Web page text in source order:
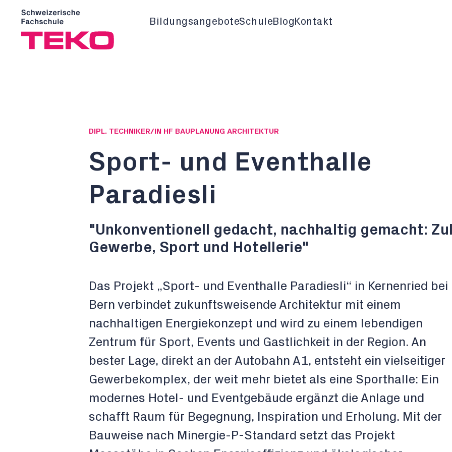
BildungsangeboteSchule Blog Kontakt
DIPL. TECHNIKER/IN HF BAUPLANUNG ARCHITEKTUR
Sport- und Eventhalle
Paradiesli
"Unkonventionell gedacht, nachhaltig gemacht:
Gewerbe, Sport und Hotellerie"
Das Projekt „Sport- und Eventhalle Paradiesli“ in Kernenried bei
Bern verbindet zukunftsweisende Architektur mit einem
nachhaltigen Energiekonzept und wird zu einem lebendigen
Zentrum für Sport, Events und Gastlichkeit in der Region. An
bester Lage, direkt an der Autobahn A1, entsteht ein vielseitiger
Gewerbekomplex, der weit mehr bietet als eine Sporthalle: Ein
modernes Hotel- und Eventgebäude ergänzt die Anlage und
schafft Raum für Begegnung, Inspiration und Erholung. Mit der
Bauweise nach Minergie-P-Standard setzt das Projekt